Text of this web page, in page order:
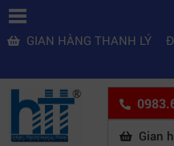
GIAN HÀNG THANH LÝ
Gian